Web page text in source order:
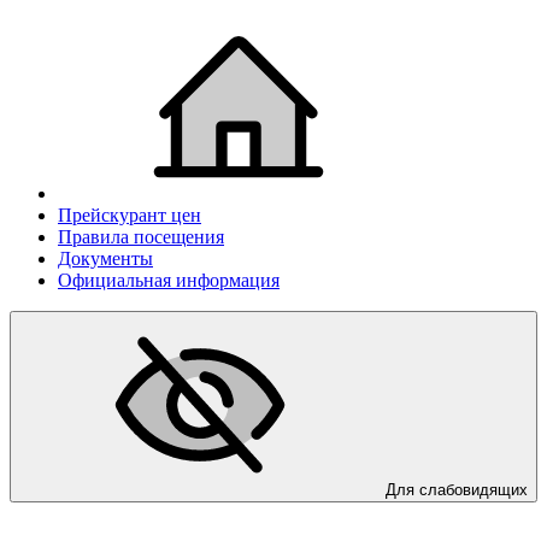
Прейскурант цен
Правила посещения
Документы
Официальная информация
Для слабовидящих